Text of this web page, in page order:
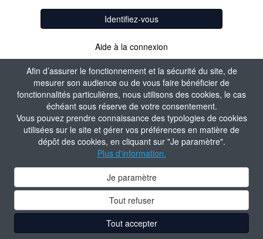
Afin d’assurer le fonctionnement et la sécurité du site, de
mesurer son audience ou de vous faire bénéficier de
fonctionnalités particulières, nous utilisons des cookies, le cas
échéant sous réserve de votre consentement.
Vous pouvez prendre connaissance des typologies de cookies
utilisées sur le site et gérer vos préférences en matière de
dépôt des cookies, en cliquant sur "Je paramètre".
Plus d'information.
Je paramètre
Tout refuser
Tout accepter
Identifiez-vous
Aide à la connexion